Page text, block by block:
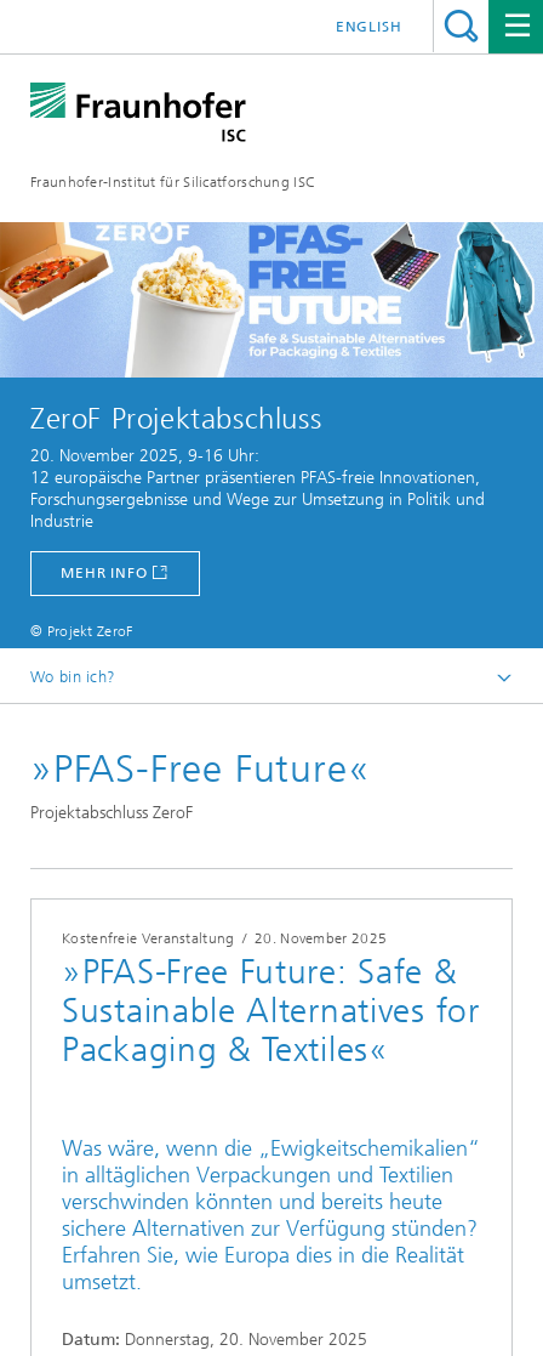
Fraunhofer-Institut für Silicatforschung ISC
ENGLISH
ZeroF Projektabschluss
20. November 2025, 9-16 Uhr:
12 europäische Partner präsentieren PFAS-freie Innovationen,
Forschungsergebnisse und Wege zur Umsetzung in Politik und
Industrie
MEHR INFO
© Projekt ZeroF
Wo bin ich?
Messen und Termine
»PFAS-Free Future«
Projektabschluss ZeroF
Kostenfreie Veranstaltung / 20. November 2025
»PFAS-Free Future: Safe &
Sustainable Alternatives for
Packaging & Textiles«
Was wäre, wenn die „Ewigkeitschemikalien“
in alltäglichen Verpackungen und Textilien
verschwinden könnten und bereits heute
sichere Alternativen zur Verfügung stünden?
Erfahren Sie, wie Europa dies in die Realität
umsetzt.
Datum: Donnerstag, 20. November 2025